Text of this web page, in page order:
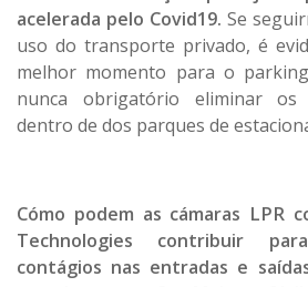
acelerada pelo Covid19. Se
uso do transporte privado, é
melhor momento para o
nunca obrigatório eliminar os
dentro de dos parques de
Cómo podem as cámaras LPR
Technologies contribuir
contágios nas entradas e